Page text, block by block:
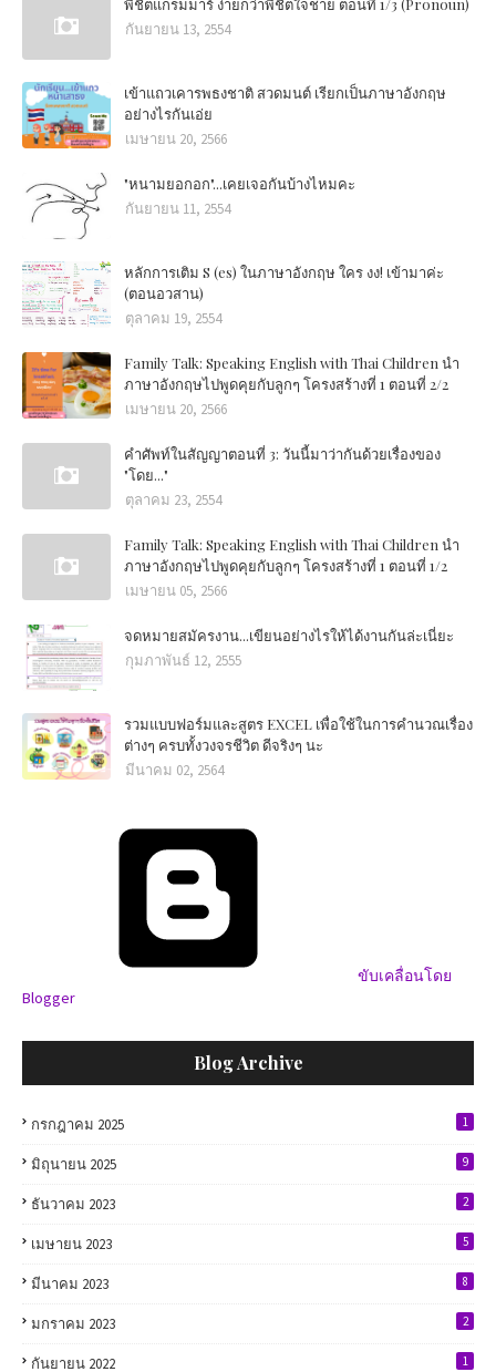
พิชิตแกรมมาร์ ง่ายกว่าพิชิตใจชาย ตอนที่ 1/3 (Pronoun)
กันยายน 13, 2554
เข้าแถวเคารพธงชาติ สวดมนต์ เรียกเป็นภาษาอังกฤษ
อย่างไรกันเอ่ย
เมษายน 20, 2566
"หนามยอกอก"...เคยเจอกันบ้างไหมคะ
กันยายน 11, 2554
หลักการเติม S (es) ในภาษาอังกฤษ ใคร งง! เข้ามาค่ะ
(ตอนอวสาน)
ตุลาคม 19, 2554
Family Talk: Speaking English with Thai Children นำ
ภาษาอังกฤษไปพูดคุยกับลูกๆ โครงสร้างที่ 1 ตอนที่ 2/2
เมษายน 20, 2566
คำศัพท์ในสัญญาตอนที่ 3: วันนี้มาว่ากันด้วยเรื่องของ
"โดย..."
ตุลาคม 23, 2554
Family Talk: Speaking English with Thai Children นำ
ภาษาอังกฤษไปพูดคุยกับลูกๆ โครงสร้างที่ 1 ตอนที่ 1/2
เมษายน 05, 2566
จดหมายสมัครงาน...เขียนอย่างไรให้ได้งานกันล่ะเนี่ยะ
กุมภาพันธ์ 12, 2555
รวมแบบฟอร์มและสูตร EXCEL เพื่อใช้ในการคำนวณเรื่อง
ต่างๆ ครบทั้งวงจรชีวิต ดีจริงๆ นะ
มีนาคม 02, 2564
ขับเคลื่อนโดย
Blogger
Blog Archive
กรกฎาคม 2025 1
มิถุนายน 2025 9
ธันวาคม 2023 2
เมษายน 2023 5
มีนาคม 2023 8
มกราคม 2023 2
กันยายน 2022 1